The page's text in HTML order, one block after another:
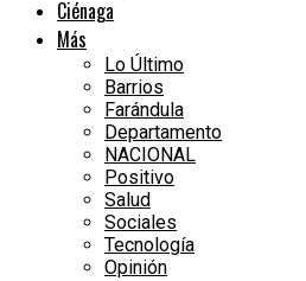
Ciénaga
Más
Lo Último
Barrios
Farándula
Departamento
NACIONAL
Positivo
Salud
Sociales
Tecnología
Opinión